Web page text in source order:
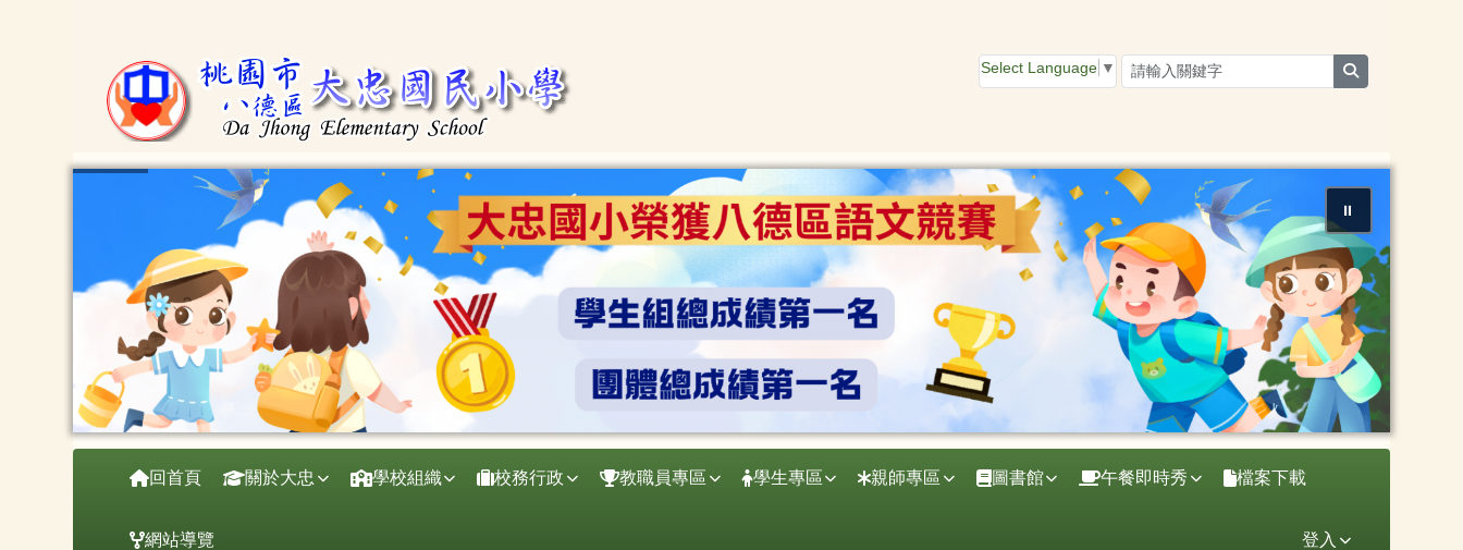
Select Language ▼
⏸
導覽列回首頁 關於大忠 學校組織 校務行政 教職員專區 學生專區 親師專區 圖書館 午餐即時秀 檔案下載
網站導覽 登入